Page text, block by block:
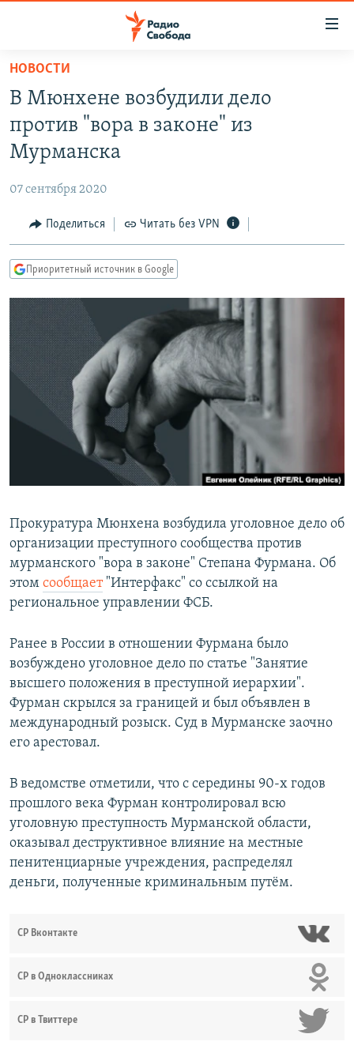
упрощенного
доступа
основному
Вернутся
Вернутся
поиску
ПОДКАСТЫ
АВТОРСКИЕ ПРОЕКТЫ
МНЕНИЯ
КУЛЬТУРА
КАВКАЗ.РЕАЛИИ
СЕВЕР.РЕАЛИИ
СИБИРЬ.РЕАЛИИ
РАСПИСАНИЕ ВЕЩАНИЯ
ПОДПИШИТЕСЬ НА РАССЫЛКУ
СОЦИАЛЬНЫЕ СЕТИ
Все сайты РСЕ/РС
НОВОСТИ
В Мюнхене возбудили дело
против "вора в законе" из
Мурманска
07 сентября 2020
Поделиться Читать без VPN
Приоритетный источник в Google
Прокуратура Мюнхена возбудила уголовное дело об
организации преступного сообщества против
мурманского "вора в законе" Степана Фурмана. Об
этом сообщает"Интерфакс" со ссылкой на
региональное управлении ФСБ.
Ранее в России в отношении Фурмана было
возбуждено уголовное дело по статье "Занятие
высшего положения в преступной иерархии".
Фурман скрылся за границей и был объявлен в
международный розыск. Суд в Мурманске заочно
его арестовал.
В ведомстве отметили, что с середины 90-х годов
прошлого века Фурман контролировал всю
уголовную преступность Мурманской области,
оказывал деструктивное влияние на местные
пенитенциарные учреждения, распределял
деньги, полученные криминальным путём.
СР Вконтакте
СР в Одноклассниках
СР в Твиттере